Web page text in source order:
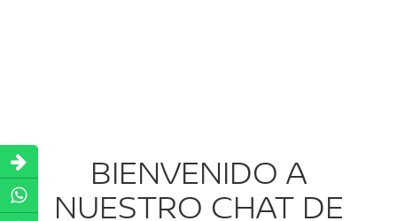
BIENVENIDO A
NUESTRO CHAT DE